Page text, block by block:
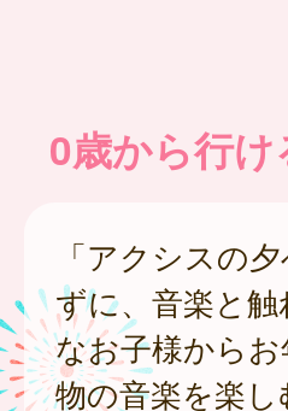
0歳から行
「アクシスの
ずに、音楽と
なお子様から
物の音楽を楽